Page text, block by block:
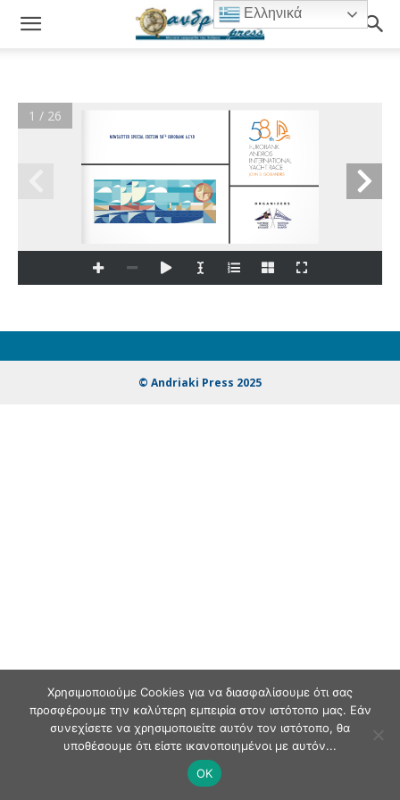
ΝΕWSLETTER SPECIAL EDITION 58 TH EUROBANK A.I.Y.R
1 / 26
© Andriaki Press 2025
Ελληνικά
Χρησιμοποιούμε Cookies για να διασφαλίσουμε ότι σας
προσφέρουμε την καλύτερη εμπειρία στον ιστότοπο μας. Εάν
συνεχίσετε να χρησιμοποιείτε αυτόν τον ιστότοπο, θα
υποθέσουμε ότι είστε ικανοποιημένοι με αυτόν...
OK